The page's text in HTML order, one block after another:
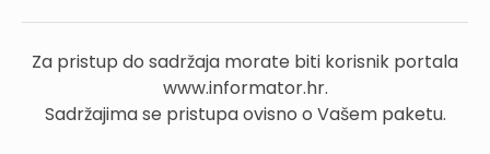
Za pristup do sadržaja morate biti korisnik portala
www.informator.hr.
Sadržajima se pristupa ovisno o Vašem paketu.